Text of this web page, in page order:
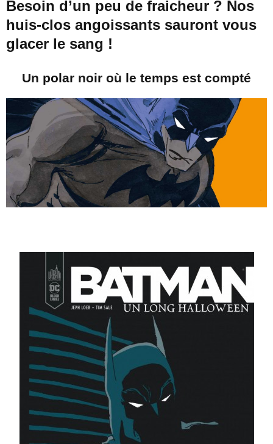
Besoin d’un peu de fraicheur ? Nos
huis-clos angoissants sauront vous
glacer le sang !
Un polar noir où le temps est compté